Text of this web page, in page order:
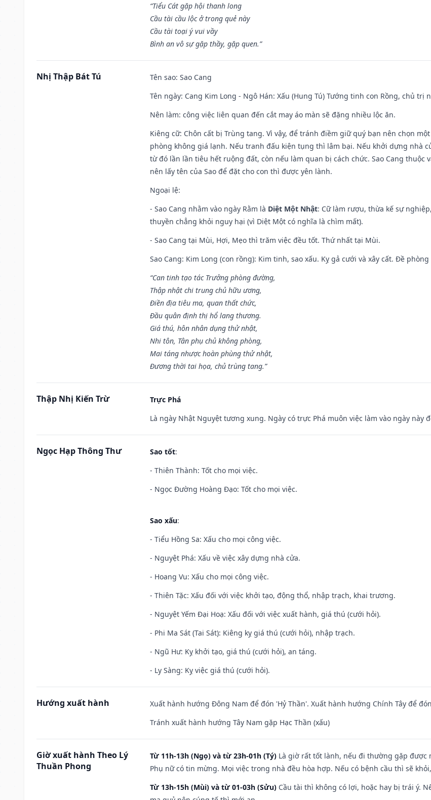
“Tiểu Cát gặp hội thanh long
Cầu tài cầu lộc ở trong quẻ này
Cầu tài toại ý vui vầy
Bình an vô sự gặp thầy, gặp quen.”
Nhị Thập Bát Tú Tên sao: Sao Cang
Tên ngày: Cang Kim Long - Ngô Hán: Xấu (Hung Tú) Tướng tinh con Rồng, chủ trị
Nên làm: công việc liên quan đến cắt may áo màn sẽ đặng nhiều lộc ăn.
Kiêng cữ: Chôn cất bị Trùng tang. Vì vậy, để tránh điềm giữ quý bạn nên chọn
phòng không giá lạnh. Nếu tranh đấu kiện tụng thì lâm bại. Nếu khởi dựng nhà
từ đó lần lần tiêu hết ruộng đất, còn nếu làm quan bị cách chức. Sao Cang thuộc
nên lấy tên của Sao để đặt cho con thì được yên lành.
Ngoại lệ:
- Sao Cang nhằm vào ngày Rằm là Diệt Một Nhật: Cữ làm rượu, thừa kế sự
thuyền chẳng khỏi nguy hại (vì Diệt Một có nghĩa là chìm mất).
- Sao Cang tại Mùi, Hợi, Mẹo thì trăm việc đều tốt. Thứ nhất tại Mùi.
Sao Cang: Kim Long (con rồng): Kim tinh, sao xấu. Kỵ gả cưới và xây cất. Đề
“Can tinh tạo tác Trưởng phòng đường,
Thập nhật chi trung chủ hữu ương,
Điền địa tiêu ma, quan thất chức,
Đầu quân định thị hổ lang thương.
Giá thú, hôn nhân dụng thử nhật,
Nhi tôn, Tân phụ chủ không phòng,
Mai táng nhược hoàn phùng thử nhật,
Đương thời tai họa, chủ trùng tang.”
Thập Nhị Kiến Trừ
Trực Phá
Là ngày Nhật Nguyệt tương xung. Ngày có trực Phá muôn việc làm vào ngày này
Ngọc Hạp Thông Thư Sao tốt:
- Thiên Thành: Tốt cho mọi việc.
- Ngọc Đường Hoàng Đạo: Tốt cho mọi việc.
Sao xấu:
- Tiểu Hồng Sa: Xấu cho mọi công việc.
- Nguyệt Phá: Xấu về việc xây dựng nhà cửa.
- Hoang Vu: Xấu cho mọi công việc.
- Thiên Tặc: Xấu đối với việc khởi tạo, động thổ, nhập trạch, khai trương.
- Nguyệt Yếm Đại Hoạ: Xấu đối với việc xuất hành, giá thú (cưới hỏi).
- Phi Ma Sát (Tai Sát): Kiêng kỵ giá thú (cưới hỏi), nhập trạch.
- Ngũ Hư: Kỵ khởi tạo, giá thú (cưới hỏi), an táng.
- Ly Sàng: Kỵ việc giá thú (cưới hỏi).
Hướng xuất hành
Xuất hành hướng Đông Nam để đón 'Hỷ Thần'. Xuất hành hướng Chính Tây để
Tránh xuất hành hướng Tây Nam gặp Hạc Thần (xấu)
Giờ xuất hành Theo Lý
Thuần Phong
Từ 11h-13h (Ngọ) và từ 23h-01h (Tý) Là giờ rất tốt lành, nếu đi thường gặp được
Phụ nữ có tin mừng. Mọi việc trong nhà đều hòa hợp. Nếu có bệnh cầu thì sẽ
Từ 13h-15h (Mùi) và từ 01-03h (Sửu) Cầu tài thì không có lợi, hoặc hay bị trái ý.